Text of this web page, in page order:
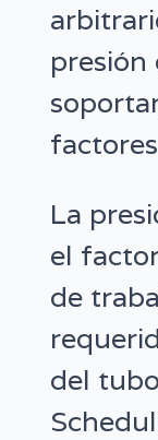
presión
La
el
de
del